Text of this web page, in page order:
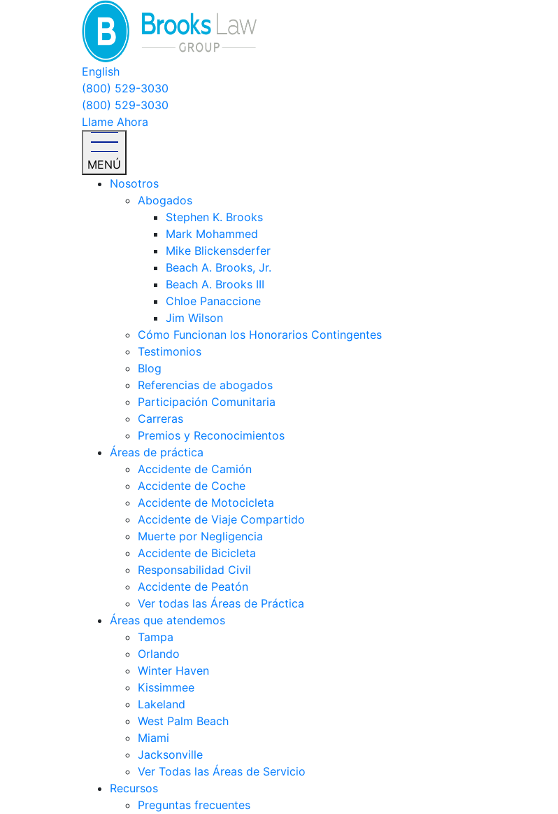
English
(800) 529-3030
(800) 529-3030
Llame Ahora
MENÚ
Nosotros
Abogados
Stephen K. Brooks
Mark Mohammed
Mike Blickensderfer
Beach A. Brooks, Jr.
Beach A. Brooks III
Chloe Panaccione
Jim Wilson
Cómo Funcionan los Honorarios Contingentes
Testimonios
Blog
Referencias de abogados
Participación Comunitaria
Carreras
Premios y Reconocimientos
Áreas de práctica
Accidente de Camión
Accidente de Coche
Accidente de Motocicleta
Accidente de Viaje Compartido
Muerte por Negligencia
Accidente de Bicicleta
Responsabilidad Civil
Accidente de Peatón
Ver todas las Áreas de Práctica
Áreas que atendemos
Tampa
Orlando
Winter Haven
Kissimmee
Lakeland
West Palm Beach
Miami
Jacksonville
Ver Todas las Áreas de Servicio
Recursos
Preguntas frecuentes